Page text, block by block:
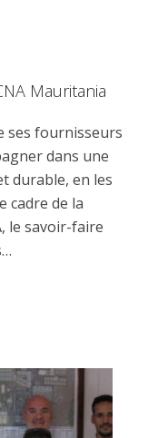
Mauritania
ses fournisseurs
dans une
durable, en les
cadre de la
le savoir-faire